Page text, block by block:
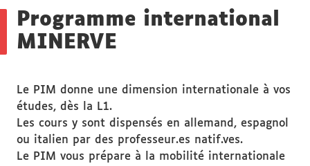
Programme international
MINERVE
Le PIM donne une dimension internationale à vos
études, dès la L1.
Les cours y sont dispensés en allemand, espagnol
ou italien par des professeur.es natif.ves.
Le PIM vous prépare à la mobilité internationale